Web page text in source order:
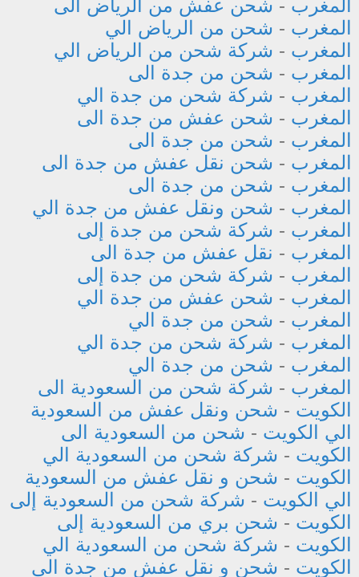
المغرب - شحن عفش من الرياض الى
المغرب - شحن من الرياض الي
المغرب - شركة شحن من الرياض الي
المغرب - شحن من جدة الى
المغرب - شركة شحن من جدة الي
المغرب - شحن عفش من جدة الى
المغرب - شحن من جدة الى
المغرب - شحن نقل عفش من جدة الى
المغرب - شحن من جدة الى
المغرب - شحن ونقل عفش من جدة الي
المغرب - شركة شحن من جدة إلى
المغرب - نقل عفش من جدة الى
المغرب - شركة شحن من جدة إلى
المغرب - شحن عفش من جدة الي
المغرب - شحن من جدة الي
المغرب - شركة شحن من جدة الي
المغرب - شحن من جدة الي
المغرب - شركة شحن من السعودية الى
الكويت - شحن ونقل عفش من السعودية
الي الكويت - شحن من السعودية الى
الكويت - شركة شحن من السعودية الي
الكويت - شحن و نقل عفش من السعودية
الي الكويت - شركة شحن من السعودية إلى
الكويت - شحن بري من السعودية إلى
الكويت - شركة شحن من السعودية الي
الكويت - شحن و نقل عفش من جدة الى